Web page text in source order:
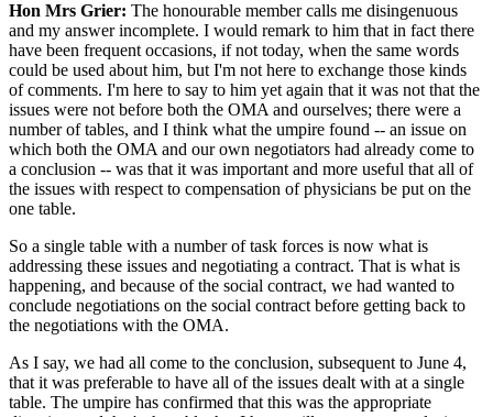
Hon Mrs Grier: The honourable member calls me disingenuous
and my answer incomplete. I would remark to him that in fact there
have been frequent occasions, if not today, when the same words
could be used about him, but I'm not here to exchange those kinds
of comments. I'm here to say to him yet again that it was not that the
issues were not before both the OMA and ourselves; there were a
number of tables, and I think what the umpire found -- an issue on
which both the OMA and our own negotiators had already come to
a conclusion -- was that it was important and more useful that all of
the issues with respect to compensation of physicians be put on the
one table.
So a single table with a number of task forces is now what is
addressing these issues and negotiating a contract. That is what is
happening, and because of the social contract, we had wanted to
conclude negotiations on the social contract before getting back to
the negotiations with the OMA.
As I say, we had all come to the conclusion, subsequent to June 4,
that it was preferable to have all of the issues dealt with at a single
table. The umpire has confirmed that this was the appropriate